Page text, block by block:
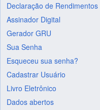
Declaração de Rendimentos
Assinador Digital
Gerador GRU
Sua Senha
Esqueceu sua senha?
Cadastrar Usuário
Livro Eletrônico
Dados abertos